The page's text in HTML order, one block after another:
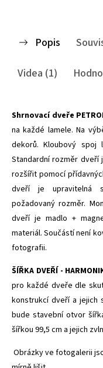
Popis
Videa (1)
Shrnovací dveře
na každé lamele. Na
dekorů. Kloubový spoj
Standardní rozměr dveří
rozšířit pomocí
dveří je upravitelná
požadovaný rozměr.
dveří je madlo +
materiál. Součástí není
fotografii.
ŠÍŘKA DVEŘÍ -
pro každé dveře dle
konstrukcí dveří a jejich
bude stavební otvor
šířkou 99,5 cm a jejich
Obrázky ve fotogalerii